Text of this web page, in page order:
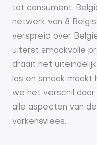
tot consument.
netwerk van 8
verspreid over
uiterst smaakvolle
draait het
los en smaak maakt
we het verschil
alle aspecten van
varkensvlees.